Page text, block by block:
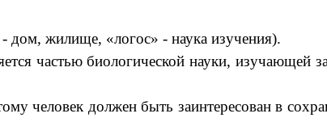
дом, жилище, «логос» - наука изучения).
частью биологической науки, изучающей
человек должен быть заинтересован в